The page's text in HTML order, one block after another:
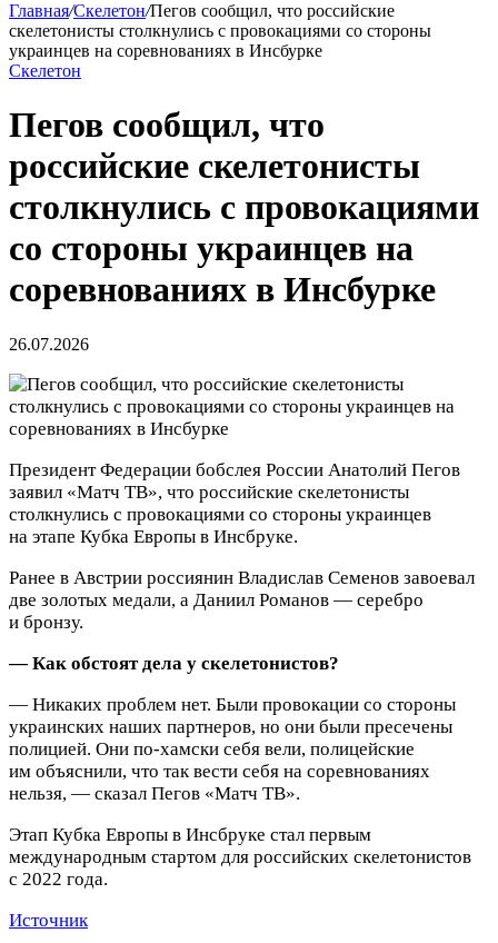
Главная/Скелетон/Пегов сообщил, что российские
скелетонисты столкнулись с провокациями со стороны
украинцев на соревнованиях в Инсбурке
Скелетон
Пегов сообщил, что
российские скелетонисты
столкнулись с провокациями
со стороны украинцев на
соревнованиях в Инсбурке
26.07.2026
Президент Федерации бобслея России Анатолий Пегов
заявил «Матч ТВ», что российские скелетонисты
столкнулись с провокациями со стороны украинцев
на этапе Кубка Европы в Инсбруке.
Ранее в Австрии россиянин Владислав Семенов завоевал
две золотых медали, а Даниил Романов — серебро
и бронзу.
— Как обстоят дела у скелетонистов?
— Никаких проблем нет. Были провокации со стороны
украинских наших партнеров, но они были пресечены
полицией. Они по‑хамски себя вели, полицейские
им объяснили, что так вести себя на соревнованиях
нельзя, — сказал Пегов «Матч ТВ».
Этап Кубка Европы в Инсбруке стал первым
международным стартом для российских скелетонистов
с 2022 года.
Источник